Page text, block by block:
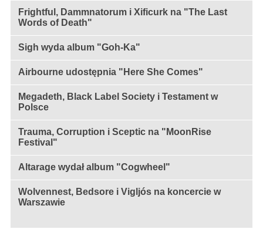
Frightful, Dammnatorum i Xificurk na "The Last
Words of Death"
Sigh wyda album "Goh-Ka"
Airbourne udostępnia "Here She Comes"
Megadeth, Black Label Society i Testament w
Polsce
Trauma, Corruption i Sceptic na "MoonRise
Festival"
Altarage wydał album "Cogwheel"
Wolvennest, Bedsore i Vigljós na koncercie w
Warszawie